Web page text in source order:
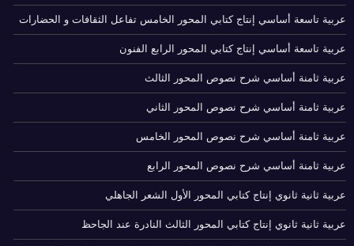
عربية تاسعة أساسي إنتاج كتابي المحور الخامس تفاعل الثقافات و الحضارات
عربية تاسعة أساسي إنتاج كتابي المحور الرابع الفنون
عربية ثامنة أساسي شرح نصوص المحور الثالث
عربية ثامنة أساسي شرح نصوص المحور الثاني
عربية ثامنة أساسي شرح نصوص المحور الخامس
عربية ثامنة أساسي شرح نصوص المحور الرابع
عربية ثانية ثانوي إنتاج كتابي المحور الأول الشعر الجاهلي
عربية ثانية ثانوي إنتاج كتابي المحور الثالث النادرة عند الجاحظ